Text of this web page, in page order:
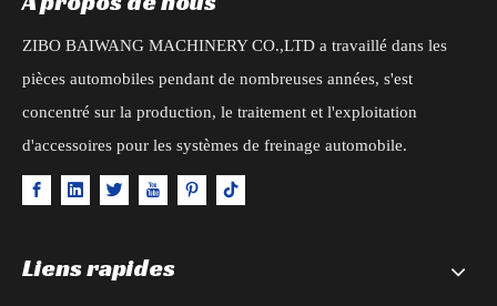
ZIBO BAIWANG MACHINERY CO.,LTD a travaillé dans les
pièces automobiles pendant de nombreuses années, s'est
concentré sur la production, le traitement et l'exploitation
d'accessoires pour les systèmes de freinage automobile.
Liens rapides